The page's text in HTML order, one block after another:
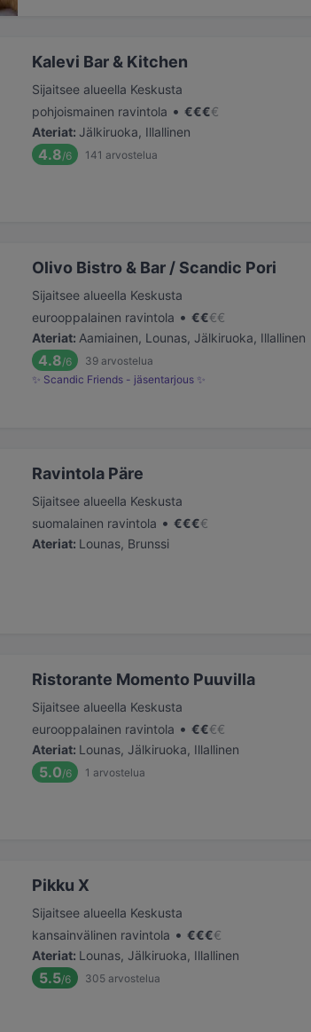
Kalevi Bar & Kitchen
Sijaitsee alueella Keskusta
pohjoismainen ravintola • €€€€
Ateriat: Jälkiruoka, Illallinen
4.8/6 141 arvostelua
Olivo Bistro & Bar / Scandic Pori
Sijaitsee alueella Keskusta
eurooppalainen ravintola • €€€€
Ateriat: Aamiainen, Lounas, Jälkiruoka, Illallinen
4.8/6 39 arvostelua
✨ Scandic Friends - jäsentarjous ✨
Ravintola Päre
Sijaitsee alueella Keskusta
suomalainen ravintola • €€€€
Ateriat: Lounas, Brunssi
Ristorante Momento Puuvilla
Sijaitsee alueella Keskusta
eurooppalainen ravintola • €€€€
Ateriat: Lounas, Jälkiruoka, Illallinen
5.0/6 1 arvostelua
Pikku X
Sijaitsee alueella Keskusta
kansainvälinen ravintola • €€€€
Ateriat: Lounas, Jälkiruoka, Illallinen
5.5/6 305 arvostelua